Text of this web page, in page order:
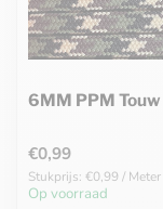
6MM PPM Touw
€0,99
Stukprijs: €0,99 / Meter
Op voorraad